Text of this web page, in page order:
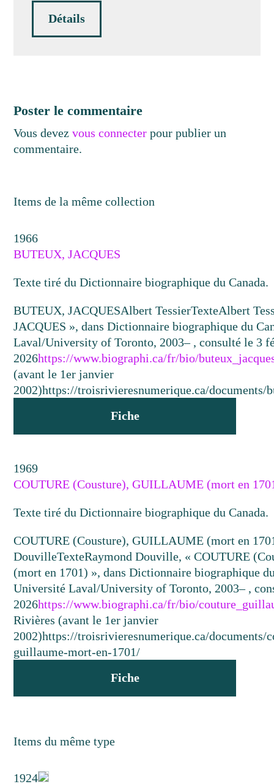
Détails
Poster le commentaire
Vous devezvous connecter pour publier un
commentaire.
Items de la même collection
1966
BUTEUX, JACQUES
Texte tiré du Dictionnaire biographique du Canada.
BUTEUX, JACQUESAlbert TessierTexteAlbert
JACQUES », dans Dictionnaire biographique du
Laval/University of Toronto, 2003– , consulté le 3
2026https://www.biographi.ca/fr/bio/
(avant le 1er janvier
2002)https://troisrivieresnumerique.ca/documents/
Fiche
1969
COUTURE (Cousture), GUILLAUME (mort en
Texte tiré du Dictionnaire biographique du Canada.
COUTURE (Cousture), GUILLAUME (mort en
DouvilleTexteRaymond Douville, « COUTURE
(mort en 1701) », dans Dictionnaire biographique
Université Laval/University of Toronto, 2003– ,
2026https://www.biographi.ca/fr/bio/
Rivières (avant le 1er janvier
2002)https://troisrivieresnumerique.ca/documents/
guillaume-mort-en-1701/
Fiche
Items du même type
1924